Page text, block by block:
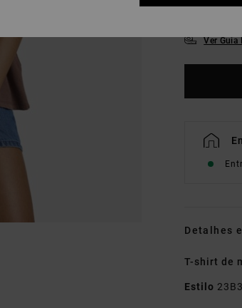
XS
Ver Guia
Detalhes
T-shirt de
Estilo